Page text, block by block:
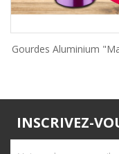
Gourdes Aluminium
INSCRIVEZ-